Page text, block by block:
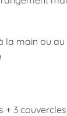
la main ou
+ 3